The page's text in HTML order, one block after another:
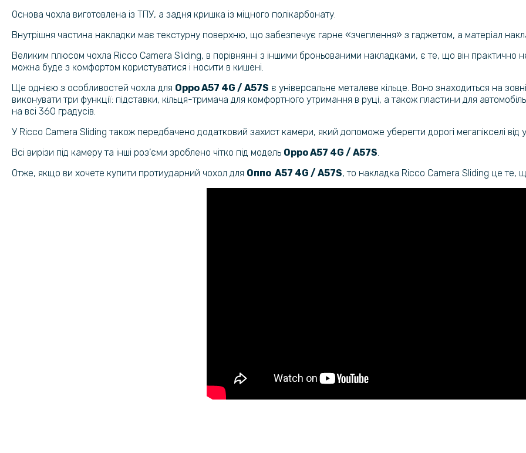
Film для
Film для
Основа чохла виготовлена ​​із ТПУ, а задня кришка із міцного полікарбонату.
Внутрішня частина накладки має текстурну поверхню, що забезпечує гарне «зчеплення» з гаджетом, а матеріал
Великим плюсом чохла Ricco Camera Sliding, в порівнянні з іншими броньованими накладками, є те, що він практично
можна буде з комфортом користуватися і носити в кишені.
Ще однією з особливостей чохла для Oppo A57 4G / A57S є універсальне металеве кільце. Воно знаходиться на
виконувати три функції: підставки, кільця-тримача для комфортного утримання в руці, а також пластини для
на всі 360 градусів.
У Ricco Camera Sliding також передбачено додатковий захист камери, який допоможе уберегти дорогі мегапікселі від
Всі вирізи під камеру та інші роз’єми зроблено чітко під модель Oppo A57 4G / A57S
Отже, якщо ви хочете купити протиударний чохол для Оппо A57 4G / A57S, то накладка Ricco Camera Sliding це те,